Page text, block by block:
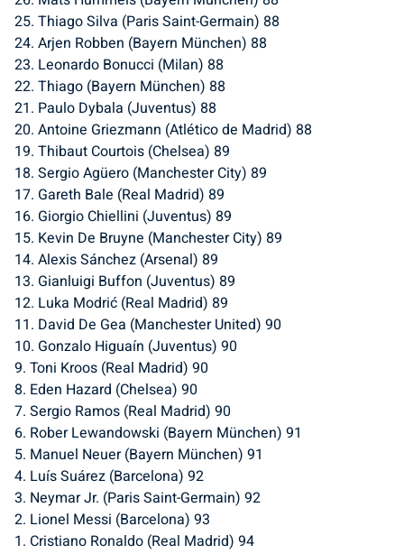
25. Thiago Silva (Paris Saint-Germain) 88
24. Arjen Robben (Bayern München) 88
23. Leonardo Bonucci (Milan) 88
22. Thiago (Bayern München) 88
21. Paulo Dybala (Juventus) 88
20. Antoine Griezmann (Atlético de Madrid) 88
19. Thibaut Courtois (Chelsea) 89
18. Sergio Agüero (Manchester City) 89
17. Gareth Bale (Real Madrid) 89
16. Giorgio Chiellini (Juventus) 89
15. Kevin De Bruyne (Manchester City) 89
14. Alexis Sánchez (Arsenal) 89
13. Gianluigi Buffon (Juventus) 89
12. Luka Modrić (Real Madrid) 89
11. David De Gea (Manchester United) 90
10. Gonzalo Higuaín (Juventus) 90
9. Toni Kroos (Real Madrid) 90
8. Eden Hazard (Chelsea) 90
7. Sergio Ramos (Real Madrid) 90
6. Rober Lewandowski (Bayern München) 91
5. Manuel Neuer (Bayern München) 91
4. Luís Suárez (Barcelona) 92
3. Neymar Jr. (Paris Saint-Germain) 92
2. Lionel Messi (Barcelona) 93
1. Cristiano Ronaldo (Real Madrid) 94